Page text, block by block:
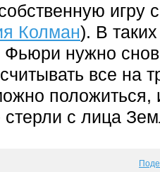
игру
Колман). В
Фьюри нужно
все на
положиться,
стерли с лица